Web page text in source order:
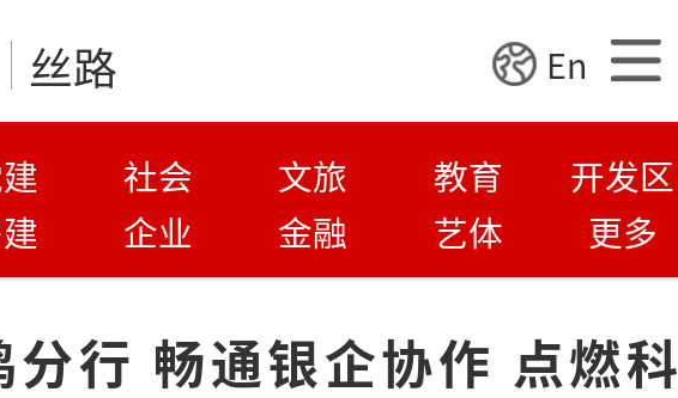
丝路 En
社会 文旅 教育
开发区
企业 金融 艺体 更多
分行 畅通银企协作 点燃科